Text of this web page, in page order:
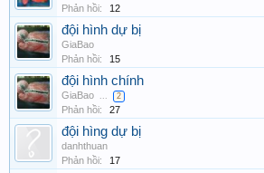
Phản hồi:
12
đội hình dự bị
GiaBao
Phản hồi:
15
đội hình chính
GiaBao 2
Phản hồi: 27
đội hìng dự bị
danhthuan
Phản hồi:
17